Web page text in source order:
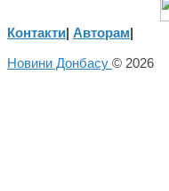
Контакти| Авторам|
Новини Донбасу © 2026